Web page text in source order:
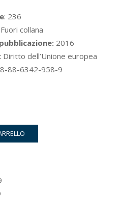
attuale
è:
€17.10.
: 236
Fuori collana
2016
Diritto dell’Unione europea
88-6342-958-9